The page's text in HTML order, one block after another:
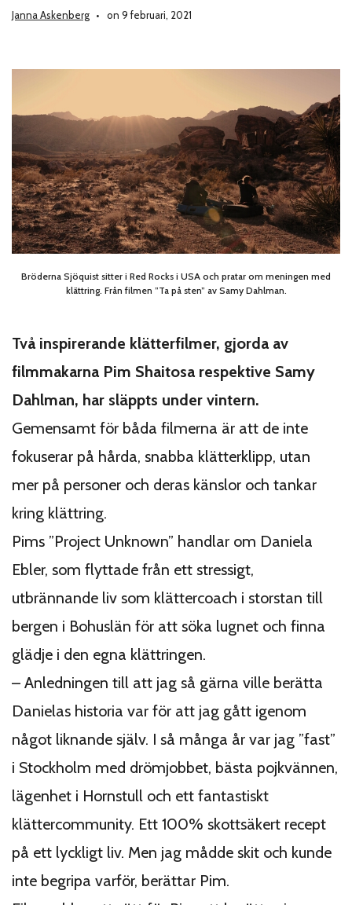
Janna Askenberg on 9 februari, 2021
Bröderna Sjöquist sitter i Red Rocks i USA och pratar om meningen med
klättring. Från filmen ”Ta på sten” av Samy Dahlman.
Två inspirerande klätterfilmer, gjorda av
filmmakarna Pim Shaitosa respektive Samy
Dahlman, har släppts under vintern.
Gemensamt för båda filmerna är att de inte
fokuserar på hårda, snabba klätterklipp, utan
mer på personer och deras känslor och tankar
kring klättring.
Pims ”Project Unknown” handlar om Daniela
Ebler, som flyttade från ett stressigt,
utbrännande liv som klättercoach i storstan till
bergen i Bohuslän för att söka lugnet och finna
glädje i den egna klättringen.
– Anledningen till att jag så gärna ville berätta
Danielas historia var för att jag gått igenom
något liknande själv. I så många år var jag ”fast”
i Stockholm med drömjobbet, bästa pojkvännen,
lägenhet i Hornstull och ett fantastiskt
klättercommunity. Ett 100% skottsäkert recept
på ett lyckligt liv. Men jag mådde skit och kunde
inte begripa varför, berättar Pim.